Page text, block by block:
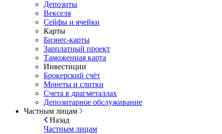
Депозиты
Векселя
Сейфы и ячейки
Карты
Бизнес-карты
Зарплатный проект
Таможенная карта
Инвестиции
Брокерский счёт
Монеты и слитки
Счета в драгметаллах
Депозитарное обслуживание
Частным лицам
Назад
Частным лицам